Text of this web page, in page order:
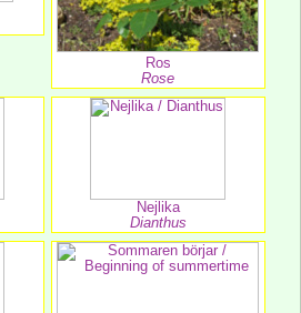
Ros
Rose
Nejlika
Dianthus